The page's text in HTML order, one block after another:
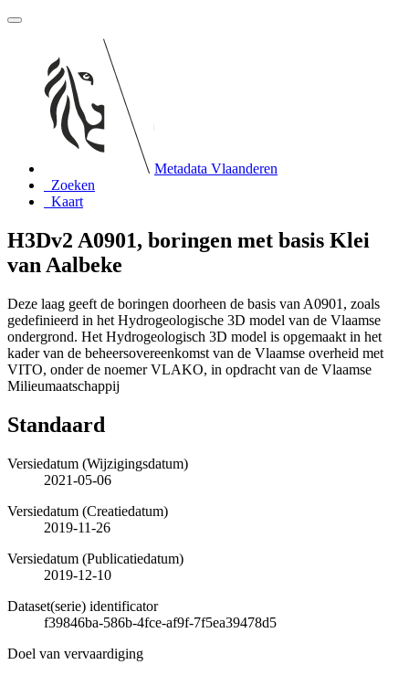
Metadata Vlaanderen
Zoeken
Kaart
H3Dv2 A0901, boringen met basis Klei
van Aalbeke
Deze laag geeft de boringen doorheen de basis van A0901, zoals
gedefinieerd in het Hydrogeologische 3D model van de Vlaamse
ondergrond. Het Hydrogeologisch 3D model is opgemaakt in het
kader van de beheersovereenkomst van de Vlaamse overheid met
VITO, onder de noemer VLAKO, in opdracht van de Vlaamse
Milieumaatschappij
Standaard
Versiedatum (Wijzigingsdatum)
2021-05-06
Versiedatum (Creatiedatum)
2019-11-26
Versiedatum (Publicatiedatum)
2019-12-10
Dataset(serie) identificator
f39846ba-586b-4fce-af9f-7f5ea39478d5
Doel van vervaardiging